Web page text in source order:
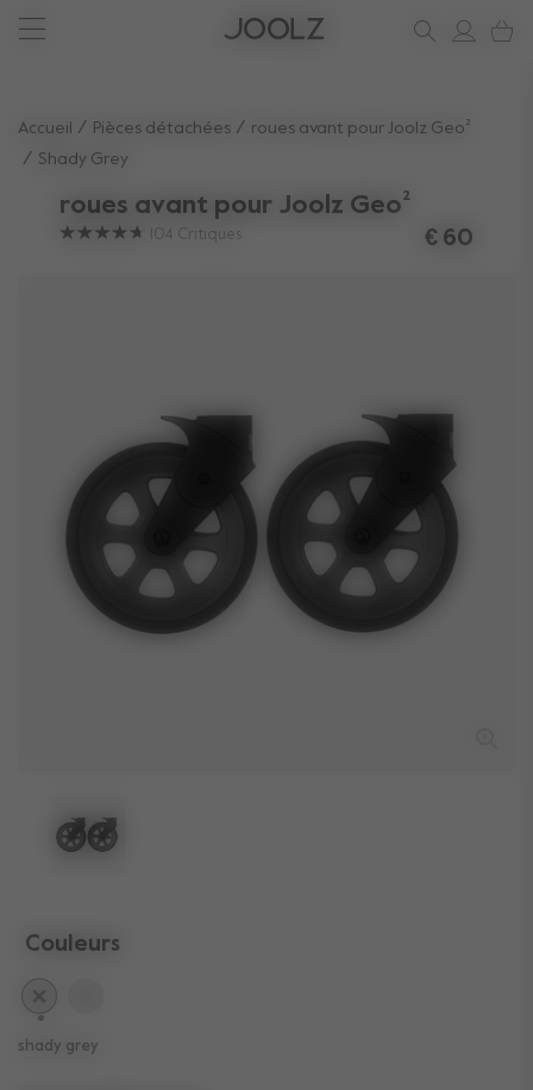
Voir les accessoires l''été
Vous avez besoin d'aide ?
soutien
Accueil Pièces détachées​
roues avant pour Joolz Geo²
Shady Grey
roues avant pour Joolz Geo²
104 Critiques € 60
Couleurs
sélectionné
shady grey